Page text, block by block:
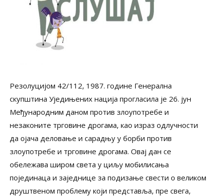
Резолуцијом 42/112, 1987. године Генерална
скупштина Уједињених нација прогласила је 26. јун
Међународним даном против злоупотребе и
незаконите трговине дрогама, као израз одлучности
да ојача деловање и сарадњу у борби против
злоупотребе и трговине дрогама. Овај дан се
обележава широм света у циљу мобилисања
појединаца и заједнице за подизање свести о великом
друштвеном проблему који представља, пре свега,